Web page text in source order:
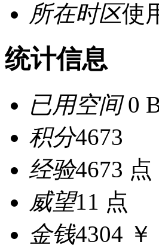
所在时区使
统计信息
已用空间0
积分4673
经验4673 点
威望11 点
金钱4304 ￥